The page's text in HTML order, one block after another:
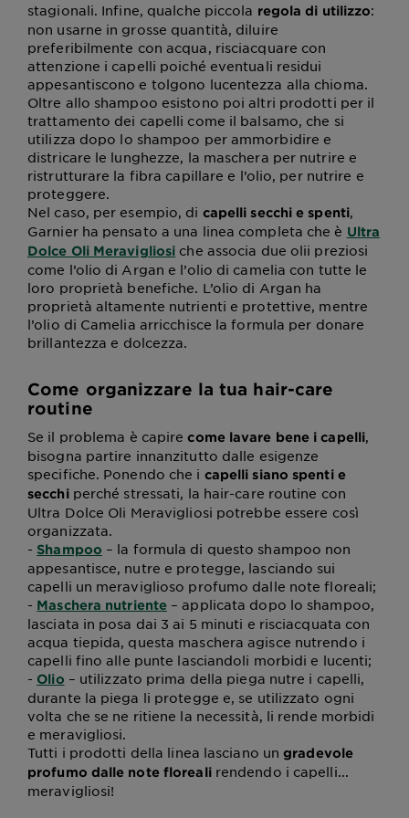
stagionali. Infine, qualche piccola regola di utilizzo:
non usarne in grosse quantità, diluire
preferibilmente con acqua, risciacquare con
attenzione i capelli poiché eventuali residui
appesantiscono e tolgono lucentezza alla chioma.
Oltre allo shampoo esistono poi altri prodotti per il
trattamento dei capelli come il balsamo, che si
utilizza dopo lo shampoo per ammorbidire e
districare le lunghezze, la maschera per nutrire e
ristrutturare la fibra capillare e l’olio, per nutrire e
proteggere.
Nel caso, per esempio, di capelli secchi e spenti,
Garnier ha pensato a una linea completa che è Ultra
Dolce Oli Meravigliosi che associa due olii preziosi
come l’olio di Argan e l’olio di camelia con tutte le
loro proprietà benefiche. L’olio di Argan ha
proprietà altamente nutrienti e protettive, mentre
l’olio di Camelia arricchisce la formula per donare
brillantezza e dolcezza.
Come organizzare la tua hair-care
routine
Se il problema è capirecome lavare bene i capelli,
bisogna partire innanzitutto dalle esigenze
specifiche. Ponendo che i capelli siano spenti e
secchiperché stressati, la hair-care routine con
Ultra Dolce Oli Meravigliosi potrebbe essere così
organizzata.
- Shampoo – la formula di questo shampoo non
appesantisce, nutre e protegge, lasciando sui
capelli un meraviglioso profumo dalle note floreali;
- Maschera nutriente – applicata dopo lo shampoo,
lasciata in posa dai 3 ai 5 minuti e risciacquata con
acqua tiepida, questa maschera agisce nutrendo i
capelli fino alle punte lasciandoli morbidi e lucenti;
- Olio – utilizzato prima della piega nutre i capelli,
durante la piega li protegge e, se utilizzato ogni
volta che se ne ritiene la necessità, li rende morbidi
e meravigliosi.
Tutti i prodotti della linea lasciano ungradevole
profumo dalle note florealirendendo i capelli...
meravigliosi!